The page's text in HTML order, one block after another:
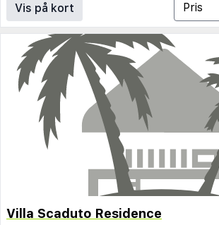
Vis på kort
Villa Scaduto Residence